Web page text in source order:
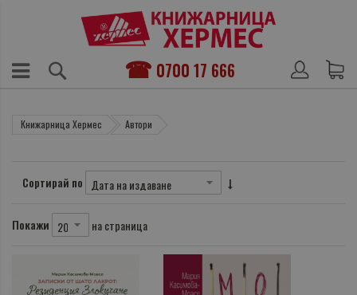
0700 17 666
Книжарница Хермес Автори
Сортирай по
Покажи на страница